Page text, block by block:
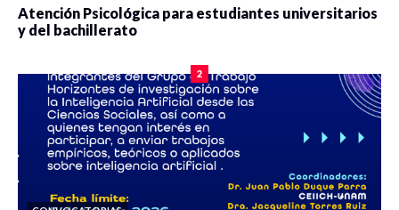
Atención Psicológica para estudiantes universitarios
y del bachillerato
2